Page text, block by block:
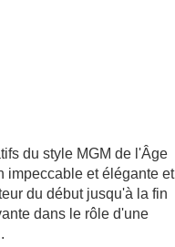
du style MGM de l'Âge
impeccable et élégante et
du début jusqu'à la fin
dans le rôle d'une